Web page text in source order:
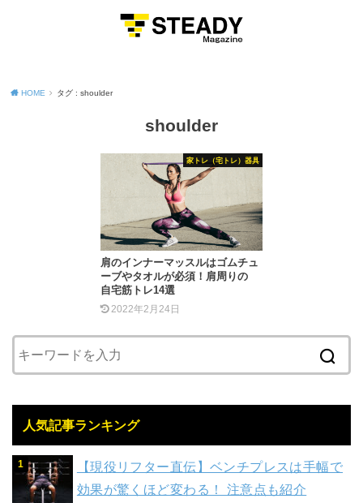
HOME タグ : shoulder
shoulder
家トレ（宅トレ）器具
肩のインナーマッスルはゴムチュ
ーブやタオルが必須！肩周りの
自宅筋トレ14選
2022年2月24日
人気記事ランキング
【現役リフター直伝】ベンチプレスは手幅で
効果が驚くほど変わる！ 注意点も紹介